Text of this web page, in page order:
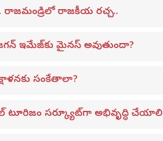
రాజమండ్రిలో రాజకీయ రచ్చ..
ఇమేజ్‌కు మైనస్ అవుతుందా?
సంకేతాలా?
టూరిజం సర్క్యూట్‌గా అభివృద్ధి చేయాలి